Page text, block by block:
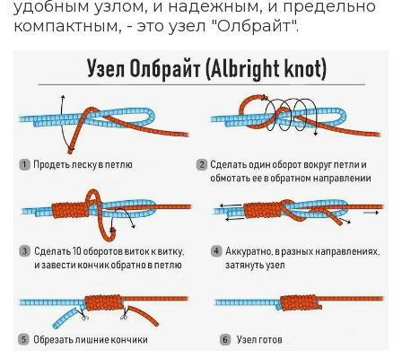
удобным узлом, и надежным, и предельно
компактным, - это узел "Олбрайт".